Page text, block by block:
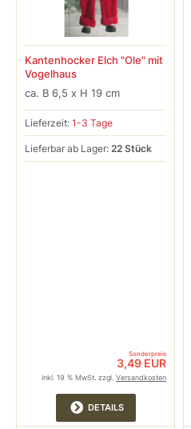
Kantenhocker Elch "Ole" mit
Vogelhaus
ca. B 6,5 x H 19 cm
Lieferzeit: 1-3 Tage
Lieferbar ab Lager: 22 Stück
Sonderpreis
3,49 EUR
inkl. 19 % MwSt. zzgl. Versandkosten
DETAILS